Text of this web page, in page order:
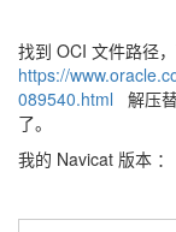
找到 OCI 文件路径
https://
089540.html 解压
了。
我的 Navicat 版本 ：